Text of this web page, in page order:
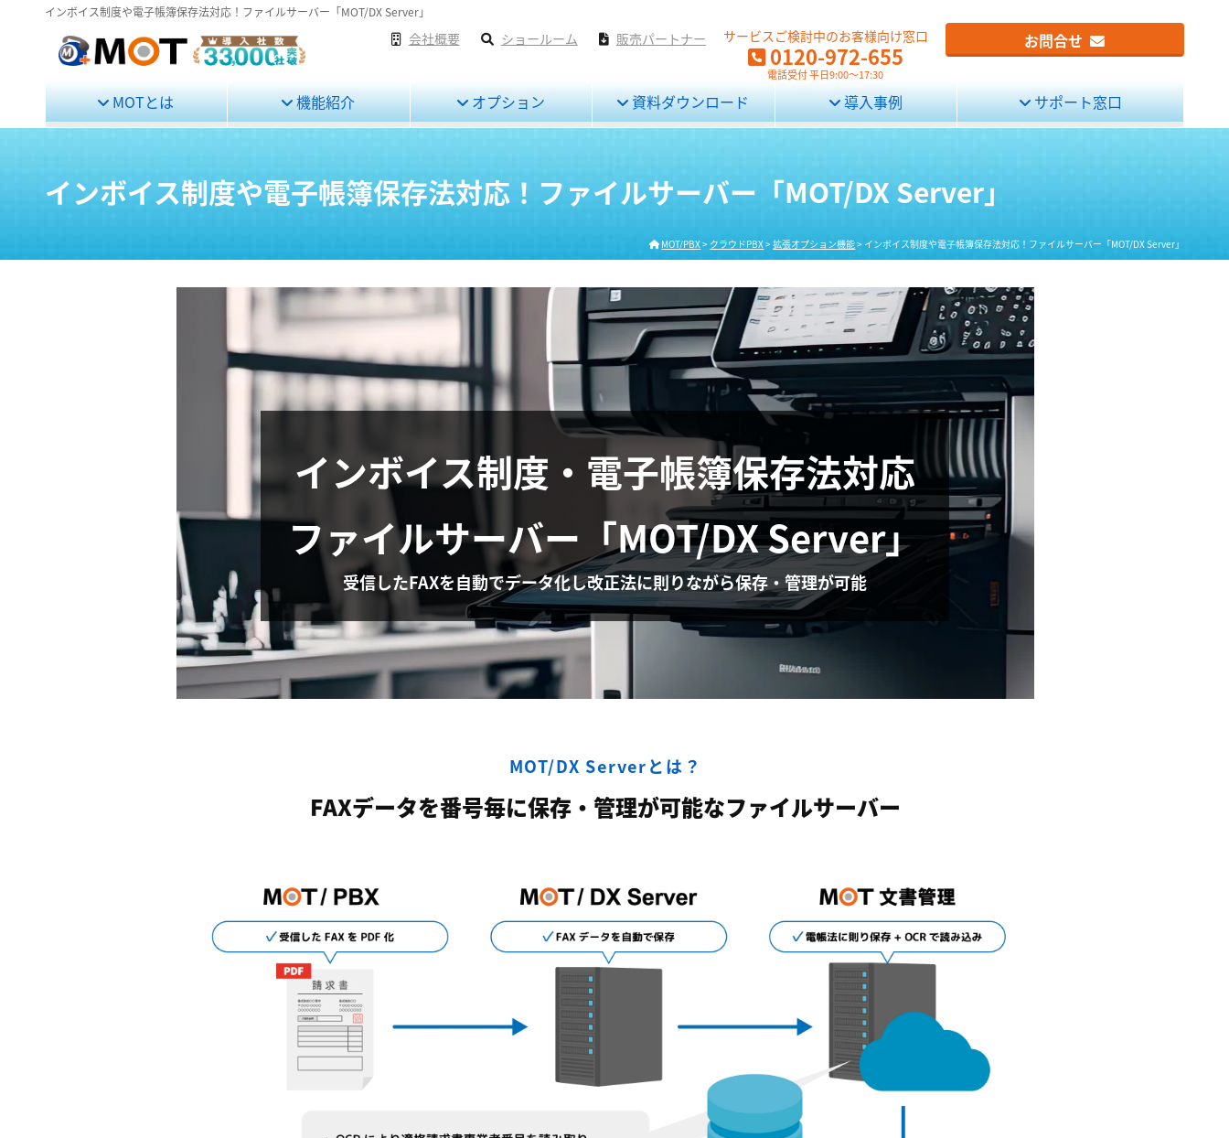
インボイス制度や電子帳簿保存法対応！ファイルサーバー「MOT/DX Server」
会社概要 ショールーム 販売パートナー サービスご検討中のお客様向け窓口
0120-972-655
電話受付 平日9:00～17:30
お問合せ
MOTとは 機能紹介 オプション 資料ダウンロード 導入事例 サポート窓口
インボイス制度や電子帳簿保存法対応！ファイルサーバー「MOT/DX Server」
MOT/PBX> クラウドPBX>拡張オプション機能> インボイス制度や電子帳簿保存法対応！ファイルサーバー「MOT/DX Server」
インボイス制度・電子帳簿保存法対応
ファイルサーバー 「MOT/DX Server」
受信したFAXを自動でデータ化し改正法に則りながら保存・管理が可能
MOT/DX Serverとは？
FAXデータを番号毎に保存・管理が可能なファイルサーバー